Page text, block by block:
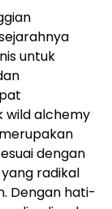
untuk
wild alchemy
dengan
radikal
Dengan hati-